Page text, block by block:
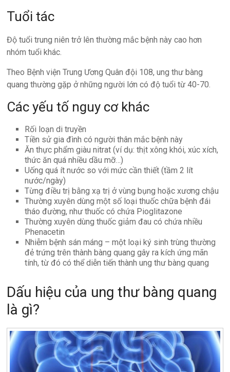
Tuổi tác
Độ tuổi trung niên trở lên thường mắc bệnh này cao hơn
nhóm tuổi khác.
Theo Bệnh viện Trung Ương Quân đội 108, ung thư bàng
quang thường gặp ở những người lớn có độ tuổi từ 40-70.
Các yếu tố nguy cơ khác
Rối loạn di truyền
Tiền sử gia đình có người thân mắc bệnh này
Ăn thực phẩm giàu nitrat (ví dụ: thịt xông khói, xúc xích,
thức ăn quá nhiều dầu mỡ…)
Uống quá ít nước so với mức cần thiết (tầm 2 lít
nước/ngày)
Từng điều trị bằng xạ trị ở vùng bụng hoặc xương chậu
Thường xuyên dùng một số loại thuốc chữa bệnh đái
tháo đường, như thuốc có chứa Pioglitazone
Thường xuyên dùng thuốc giảm đau có chứa nhiều
Phenacetin
Nhiễm bệnh sán máng – một loại ký sinh trùng thường
đẻ trứng trên thành bàng quang gây ra kích ứng mãn
tính, từ đó có thể diễn tiến thành ung thư bàng quang
Dấu hiệu của ung thư bàng quang
là gì?